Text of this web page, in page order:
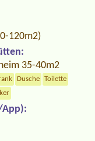
120m2)
35-40m2
Dusche
Toilette
App):